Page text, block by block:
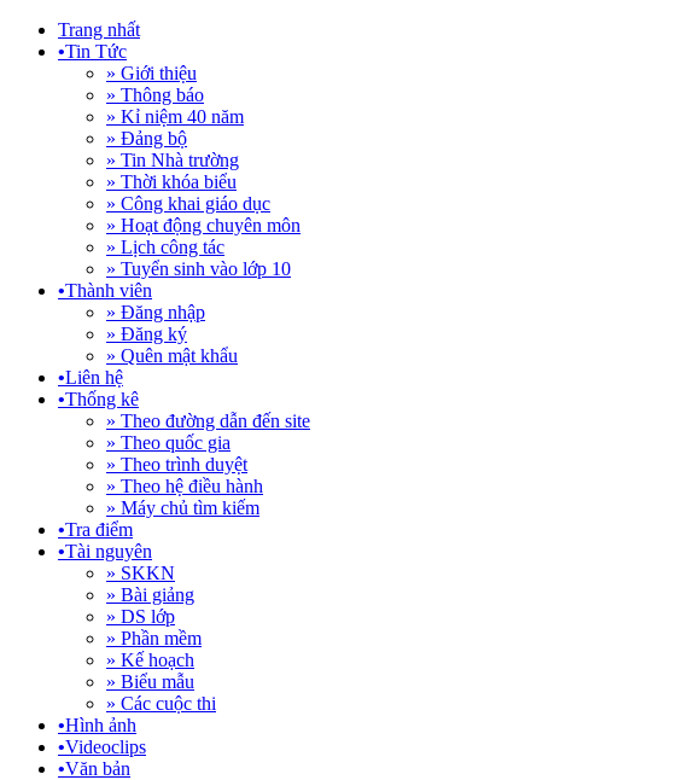
Trang nhất
•Tin Tức
» Giới thiệu
» Thông báo
» Kỉ niệm 40 năm
» Đảng bộ
» Tin Nhà trường
» Thời khóa biểu
» Công khai giáo dục
» Hoạt động chuyên môn
» Lịch công tác
» Tuyển sinh vào lớp 10
•Thành viên
» Đăng nhập
» Đăng ký
» Quên mật khẩu
•Liên hệ
•Thống kê
» Theo đường dẫn đến site
» Theo quốc gia
» Theo trình duyệt
» Theo hệ điều hành
» Máy chủ tìm kiếm
•Tra điểm
•Tài nguyên
» SKKN
» Bài giảng
» DS lớp
» Phần mềm
» Kế hoạch
» Biểu mẫu
» Các cuộc thi
•Hình ảnh
•Videoclips
•Văn bản